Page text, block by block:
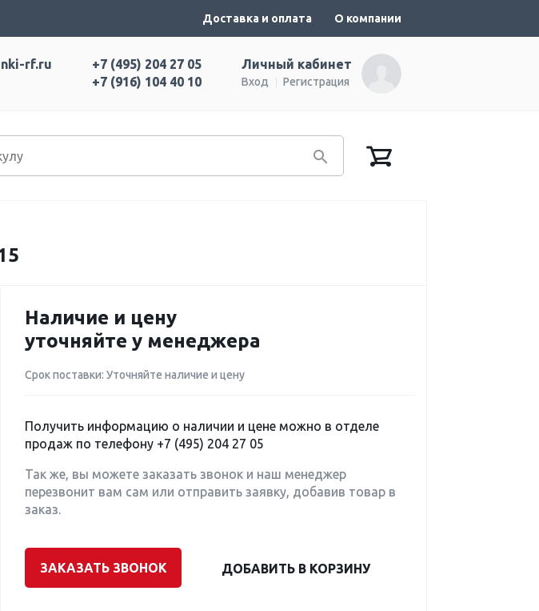
Доставка и оплата О компании
Личный кабинет
Вход Регистрация
+7 (495) 204 27 05
+7 (916) 104 40 10
rf.ru
Наличие и цену
уточняйте у менеджера
Срок поставки: Уточняйте наличие и цену
Получить информацию о наличии и цене можно в отделе
продаж по телефону +7 (495) 204 27 05
Так же, вы можете заказать звонок и наш менеджер
перезвонит вам сам или отправить заявку, добавив товар в
заказ.
ЗАКАЗАТЬ ЗВОНОК ДОБАВИТЬ В КОРЗИНУ